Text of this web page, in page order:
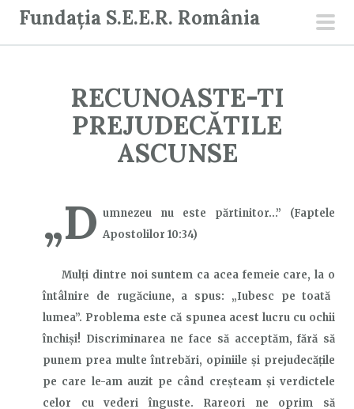
Fundația S.E.E.R. România
RECUNOASTE-TI
PREJUDECĂTILE
ASCUNSE
„D umnezeu nu este părtinitor…” (Faptele
Apostolilor 10:34)
Mulți dintre noi suntem ca acea femeie care, la o
întâlnire de rugăciune, a spus: „Iubesc pe toată
lumea”. Problema este că spunea acest lucru cu ochii
închiși! Discriminarea ne face să acceptăm, fără să
punem prea multe întrebări, opiniile și prejudecățile
pe care le-am auzit pe când creșteam și verdictele
celor cu vederi înguste. Rareori ne oprim să